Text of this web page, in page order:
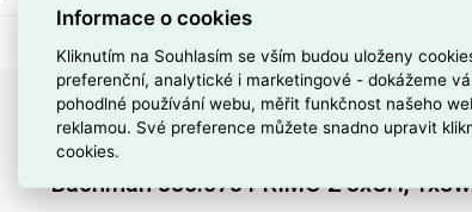
Značka: Bachmann
Kód dodavatele:
350.073
Standardní balení:
Bachman 350.073 PRIMO 2 3xCH,
Informace o cookies
Kliknutím na Souhlasím se vším budou uloženy
preferenční, analytické i marketingové - dokážeme
pohodlné používání webu, měřit funkčnost našeho
reklamou. Své preference můžete snadno upravit
cookies.